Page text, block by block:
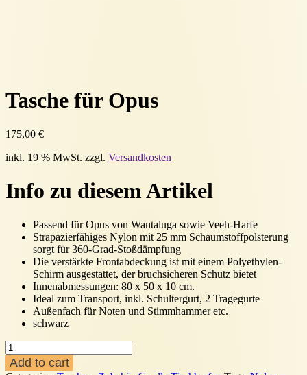
Tasche für Opus
175,00 €
inkl. 19 % MwSt. zzgl. Versandkosten
Info zu diesem Artikel
Passend für Opus von Wantaluga sowie Veeh-Harfe
Strapazierfähiges Nylon mit 25 mm Schaumstoffpolsterung
sorgt für 360-Grad-Stoßdämpfung
Die verstärkte Frontabdeckung ist mit einem Polyethylen-
Schirm ausgestattet, der bruchsicheren Schutz bietet
Innenabmessungen: 80 x 50 x 10 cm.
Ideal zum Transport, inkl. Schultergurt, 2 Tragegurte
Außenfach für Noten und Stimmhammer etc.
schwarz
Tasche
für
Opus
Add to cart